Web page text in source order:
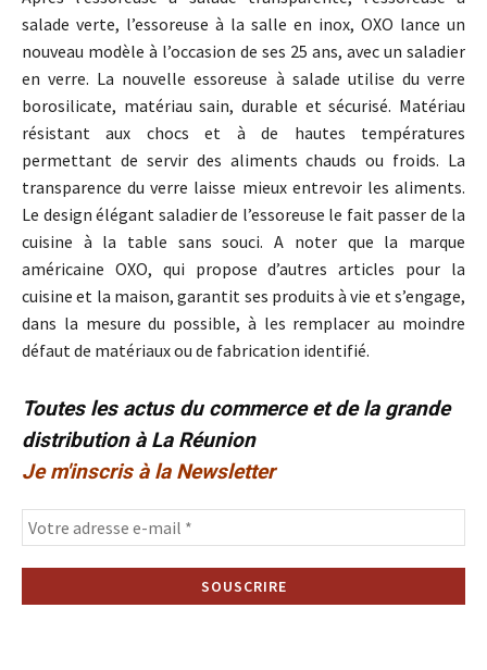
salade verte, l’essoreuse à la salle en inox, OXO lance un
nouveau modèle à l’occasion de ses 25 ans, avec un saladier
en verre. La nouvelle essoreuse à salade utilise du verre
borosilicate, matériau sain, durable et sécurisé. Matériau
résistant aux chocs et à de hautes températures
permettant de servir des aliments chauds ou froids. La
transparence du verre laisse mieux entrevoir les aliments.
Le design élégant saladier de l’essoreuse le fait passer de la
cuisine à la table sans souci. A noter que la marque
américaine OXO, qui propose d’autres articles pour la
cuisine et la maison, garantit ses produits à vie et s’engage,
dans la mesure du possible, à les remplacer au moindre
défaut de matériaux ou de fabrication identifié.
Toutes les actus du commerce et de la grande
distribution à La Réunion
Je m'inscris à la Newsletter